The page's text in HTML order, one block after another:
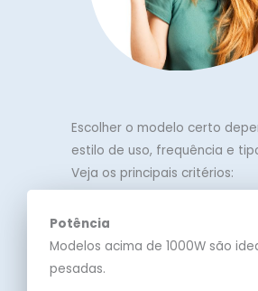
Escolher o modelo certo
estilo de uso, frequência e
Veja os principais critérios:
Potência
Modelos acima de 1000W são
pesadas.